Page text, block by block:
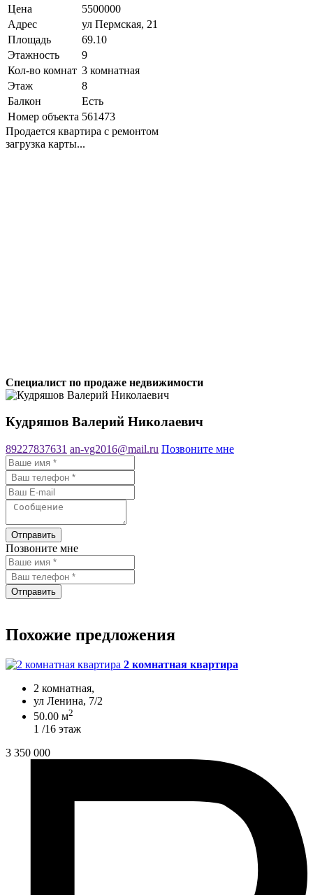
Цена
5500000
Адрес
ул Пермская, 21
Площадь
69.10
Этажность
9
Кол-во комнат 3 комнатная
Этаж
8
Балкон
Есть
Номер объекта 561473
Продается квартира с ремонтом
загрузка карты...
Специалист по продаже недвижимости
Кудряшов Валерий Николаевич
89227837631 an-vg2016@mail.ru Позвоните мне
Отправить
Позвоните мне
Отправить
Похожие предложения
2 комнатная квартира
2 комнатная,
ул Ленина, 7/2
50.00 м2
1 /16 этаж
3 350 000